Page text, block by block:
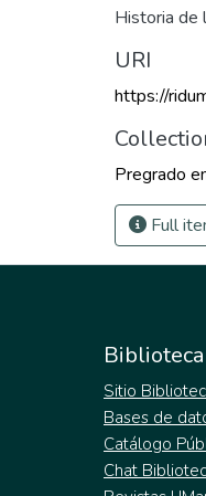
Historia de
URI
https://
Pregrado
Full
Sitio
Bases de
Catálogo
Chat